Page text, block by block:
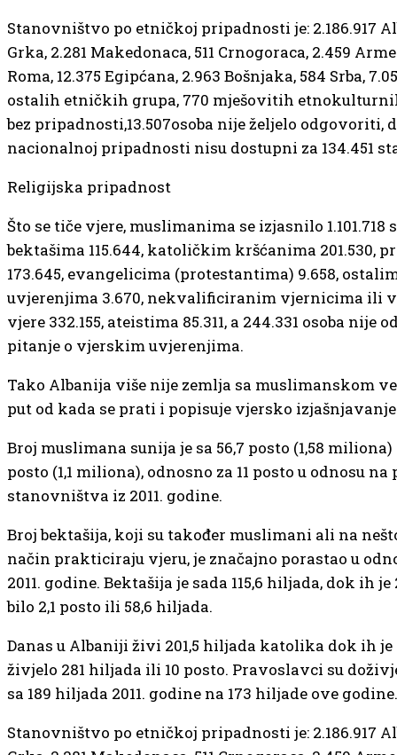
Stanovništvo po etničkoj pripadnosti je: 2.186.917
Grka, 2.281 Makedonaca, 511 Crnogoraca, 2.459
Roma, 12.375 Egipćana, 2.963 Bošnjaka, 584 Srba,
ostalih etničkih grupa, 770 mješovitih
bez pripadnosti,13.507osoba nije željelo odgovoriti,
nacionalnoj pripadnosti nisu dostupni za 134.451
Religijska pripadnost
Što se tiče vjere, muslimanima se izjasnilo
bektašima 115.644, katoličkim kršćanima 201.530,
173.645, evangelicima (protestantima) 9.658,
uvjerenjima 3.670, nekvalificiranim vjernicima ili
vjere 332.155, ateistima 85.311, a 244.331 osoba nije
pitanje o vjerskim uvjerenjima.
Tako Albanija više nije zemlja sa muslimanskom
put od kada se prati i popisuje vjersko
Broj muslimana sunija je sa 56,7 posto (1,58 miliona)
posto (1,1 miliona), odnosno za 11 posto u odnosu
stanovništva iz 2011. godine.
Broj bektašija, koji su također muslimani ali na
način prakticiraju vjeru, je značajno porastao u
2011. godine. Bektašija je sada 115,6 hiljada, dok ih je
bilo 2,1 posto ili 58,6 hiljada.
Danas u Albaniji živi 201,5 hiljada katolika dok ih je
živjelo 281 hiljada ili 10 posto. Pravoslavci su
sa 189 hiljada 2011. godine na 173 hiljade ove godine.
Stanovništvo po etničkoj pripadnosti je: 2.186.917